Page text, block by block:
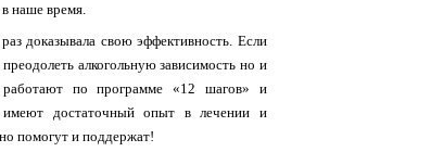
наше время.
доказывала свою эффективность. Если
алкогольную зависимость но и
работают по программе «12 шагов» и
имеют достаточный опыт в лечении и
помогут и поддержат!